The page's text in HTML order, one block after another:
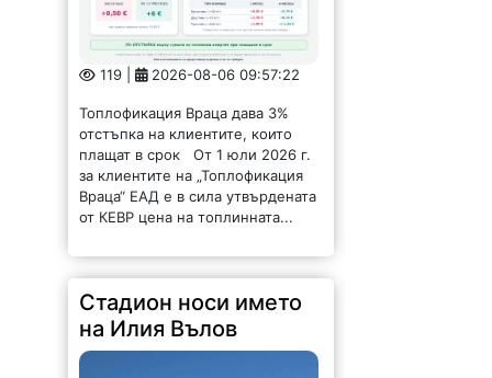
119 | 2026-08-06 09:57:22
Топлофикация Враца дава 3%
отстъпка на клиентите, които
плащат в срок От 1 юли 2026 г.
за клиентите на „Топлофикация
Враца“ ЕАД е в сила утвърдената
от КЕВР цена на топлинната...
Стадион носи името
на Илия Вълов